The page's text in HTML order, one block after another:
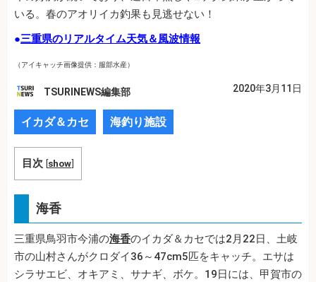
いる。春のアオリイカ釣果も見逃せない！
●三重県のリアルタイム天気＆風波情報
（アイキャッチ画像提供：服部水産）
TSURINEWS編集部 2020年3月11日
イカダ＆カセ 海釣り施設
目次 [show]
海香
三重県鳥羽市今浦の海香のイカダ＆カセでは2月22日、土岐
市の山村さんがクロダイ36～47cm5匹をキャッチ。エサは
シラサエビ、オキアミ、サナギ、ボケ。19日には、甲賀市の